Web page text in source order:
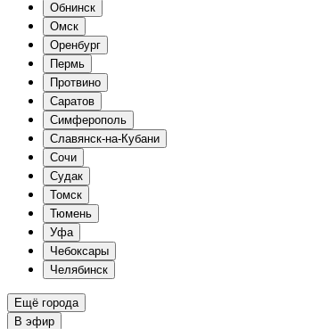
Обнинск
Омск
Оренбург
Пермь
Протвино
Саратов
Симферополь
Славянск-на-Кубани
Сочи
Судак
Томск
Тюмень
Уфа
Чебоксары
Челябинск
Ещё города
В эфир